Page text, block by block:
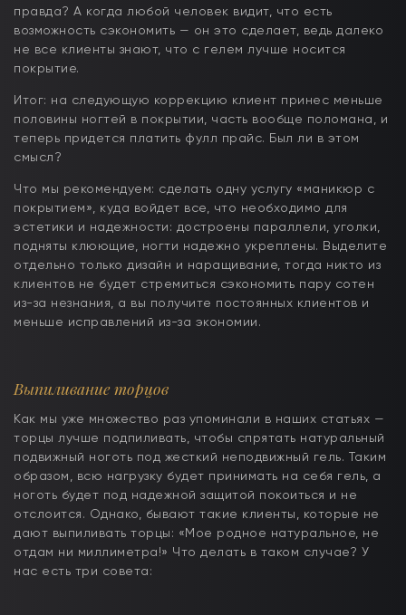
правда? А когда любой человек видит, что есть
возможность сэкономить — он это сделает, ведь далеко
не все клиенты знают, что с гелем лучше носится
покрытие.
Итог: на следующую коррекцию клиент принес меньше
половины ногтей в покрытии, часть вообще поломана, и
теперь придется платить фулл прайс. Был ли в этом
смысл?
Что мы рекомендуем: сделать одну услугу «маникюр с
покрытием», куда войдет все, что необходимо для
эстетики и надежности: достроены параллели, уголки,
подняты клюющие, ногти надежно укреплены. Выделите
отдельно только дизайн и наращивание, тогда никто из
клиентов не будет стремиться сэкономить пару сотен
из-за незнания, а вы получите постоянных клиентов и
меньше исправлений из-за экономии.
Выпиливание торцов
Как мы уже множество раз упоминали в наших статьях —
торцы лучше подпиливать, чтобы спрятать натуральный
подвижный ноготь под жесткий неподвижный гель. Таким
образом, всю нагрузку будет принимать на себя гель, а
ноготь будет под надежной защитой покоиться и не
отслоится. Однако, бывают такие клиенты, которые не
дают выпиливать торцы: «Мое родное натуральное, не
отдам ни миллиметра!» Что делать в таком случае? У
нас есть три совета: